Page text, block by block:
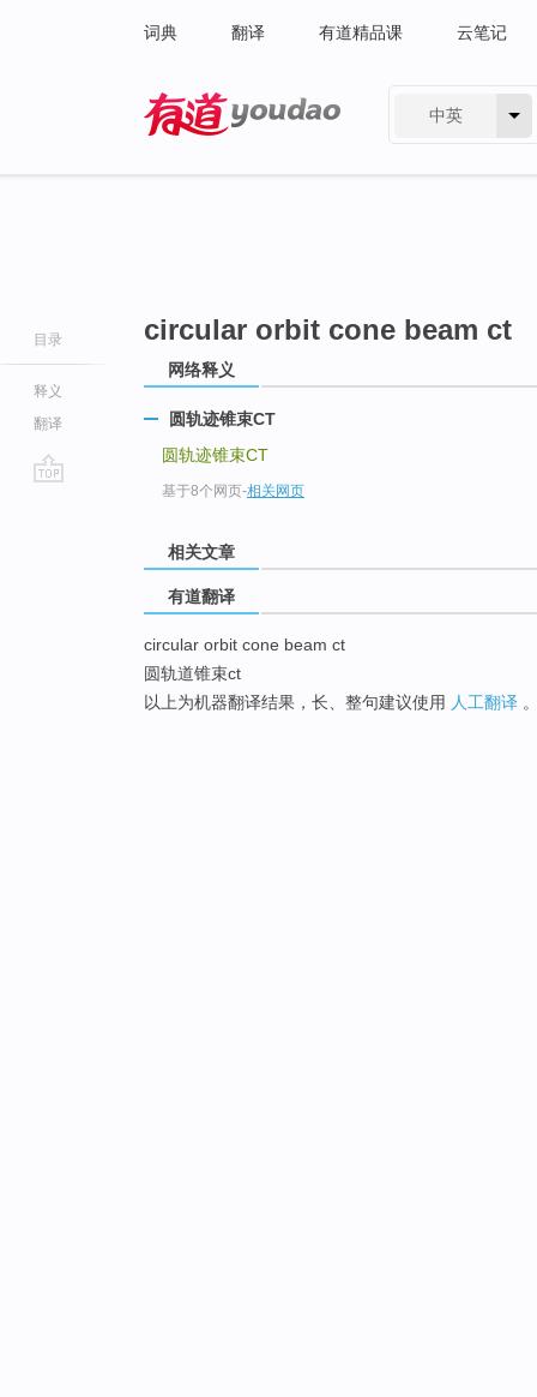
词典 翻译 有道精品课 云笔记
中英
目录
释义
翻译
circular orbit cone beam ct
网络释义
圆轨迹锥束CT
圆轨迹锥束CT
基于8个网页-相关网页
相关文章
有道翻译
circular orbit cone beam ct
圆轨道锥束ct
以上为机器翻译结果，长、整句建议使用 人工翻译